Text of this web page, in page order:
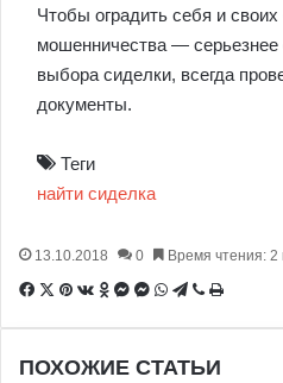
Чтобы оградить себя и своих
мошенничества — серьезнее
выбора сиделки, всегда
документы.
Теги
найти сиделка
13.10.2018 0 Время чтения: 2
Facebook
X Pinterest
Вконтакте
Одноклассники
Messenger
Messenger
WhatsApp
Telegram
ViberПечатать
ПОХОЖИЕ СТАТЬИ